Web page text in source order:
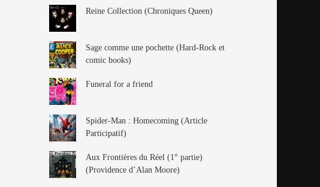
Reine Collection (Chroniques Queen)
Sage comme une pochette (Hard-Rock et
comic books)
Funeral for a friend
Spider-Man : Homecoming (Article
Participatif)
Aux Frontières du Réel (1° partie)
(Providence d’Alan Moore)